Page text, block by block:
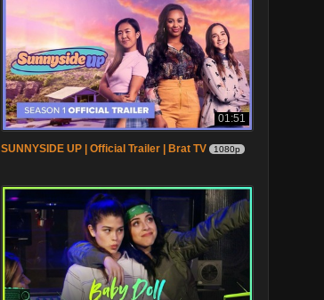
01:51
SUNNYSIDE UP | Official Trailer | Brat TV 1080p